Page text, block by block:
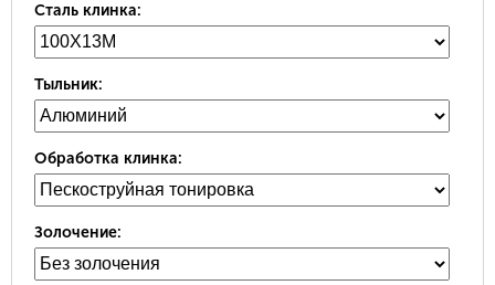
Сталь клинка:
Тыльник:
Обработка клинка:
Золочение: